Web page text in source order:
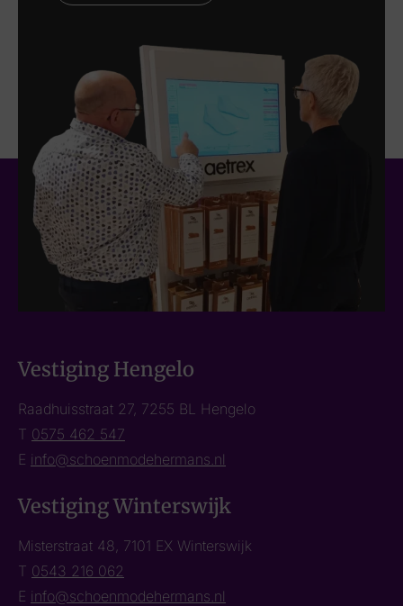
Vestiging Hengelo
Raadhuisstraat 27, 7255 BL Hengelo
T 0575 462 547
E info@schoenmodehermans.nl
Vestiging Winterswijk
Misterstraat 48, 7101 EX Winterswijk
T 0543 216 062
E info@schoenmodehermans.nl